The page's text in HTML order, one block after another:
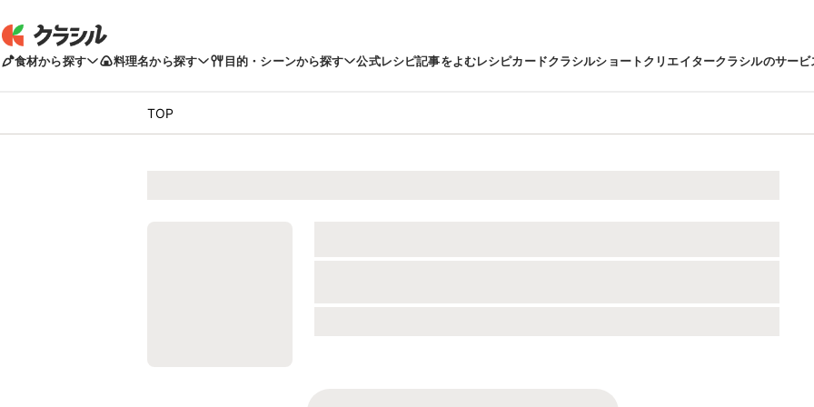
食材から探す 料理名から探す 目的・シーンから探す 公式レシピ記事をよむレシピカードクラシルショートクリエイタークラシルのサービ
TOP